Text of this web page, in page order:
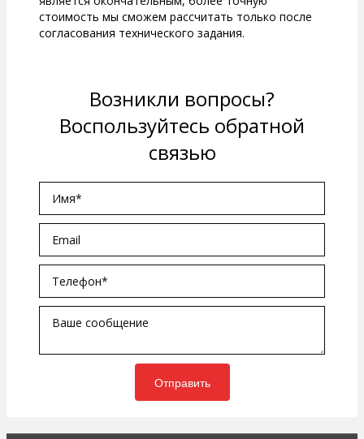
стоимость мы сможем рассчитать только после
согласования технического задания.
Возникли вопросы?
Воспользуйтесь обратной
связью
Отправить